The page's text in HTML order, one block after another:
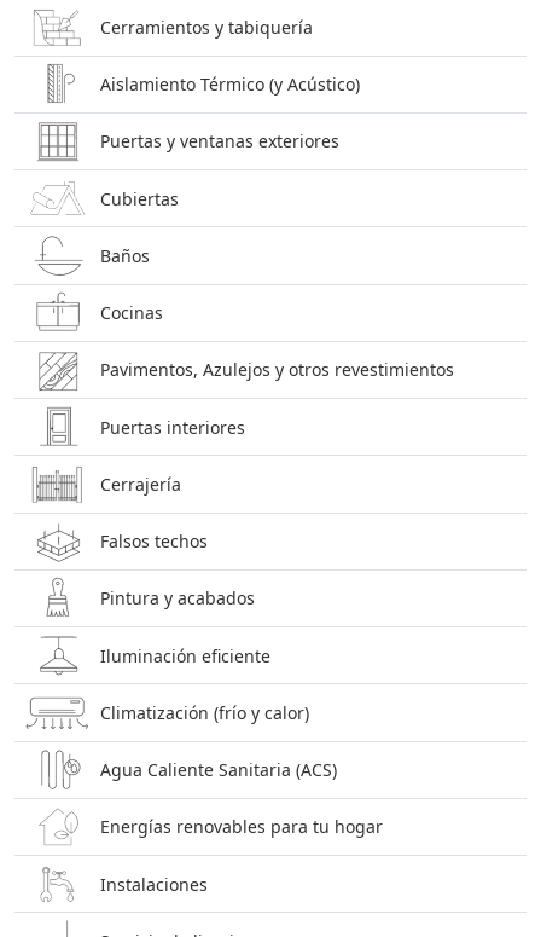
Cerramientos y tabiquería
Aislamiento Térmico (y Acústico)
Puertas y ventanas exteriores
Cubiertas
Baños
Cocinas
Pavimentos, Azulejos y otros revestimientos
Puertas interiores
Cerrajería
Falsos techos
Pintura y acabados
Iluminación eficiente
Climatización (frío y calor)
Agua Caliente Sanitaria (ACS)
Energías renovables para tu hogar
Instalaciones